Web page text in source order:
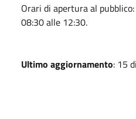
Orari di apertura al
08:30 alle 12:30.
Ultimo aggiornamento: 15